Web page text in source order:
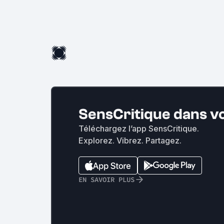
SensCritique dans
Téléchargez l’app SensCritique.
Explorez. Vibrez. Partagez.
EN SAVOIR PLUS